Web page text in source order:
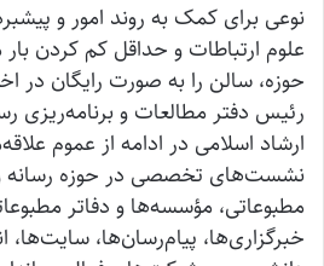
نوعی برای کمک به روند امور و
علوم ارتباطات و حداقل کم کردن بار
حوزه، سالن را به صورت رایگان در
رئیس دفتر مطالعات و برنامه‌ریزی
ارشاد اسلامی در ادامه از عموم
نشست‌های تخصصی در حوزه رسانه و
مطبوعاتی، مؤسسه‌ها و دفاتر
خبرگزاری‌ها، پیام‌رسان‌ها،